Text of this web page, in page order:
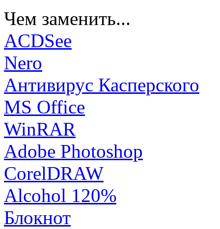
Чем заменить...
ACDSee
Nero
Антивирус Касперского
MS Office
WinRAR
Adobe Photoshop
CorelDRAW
Alcohol 120%
Блокнот